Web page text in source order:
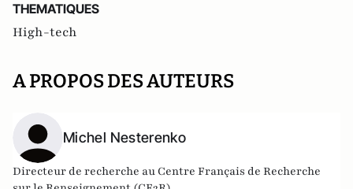
THEMATIQUES
High-tech
A PROPOS DES AUTEURS
Michel Nesterenko
Directeur de recherche au Centre Français de Recherche